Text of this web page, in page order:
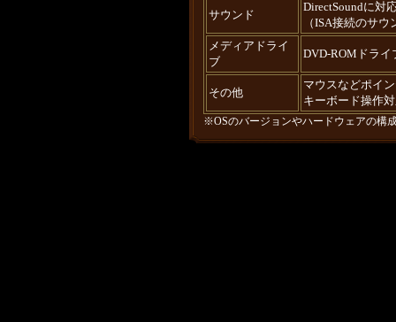
サウンド
DirectSoundに対
（ISA接続のサ
メディアドライ
ブ
DVD-ROMドラ
その他
マウスなどポイ
キーボード操作
※OSのバージョンやハードウェアの構